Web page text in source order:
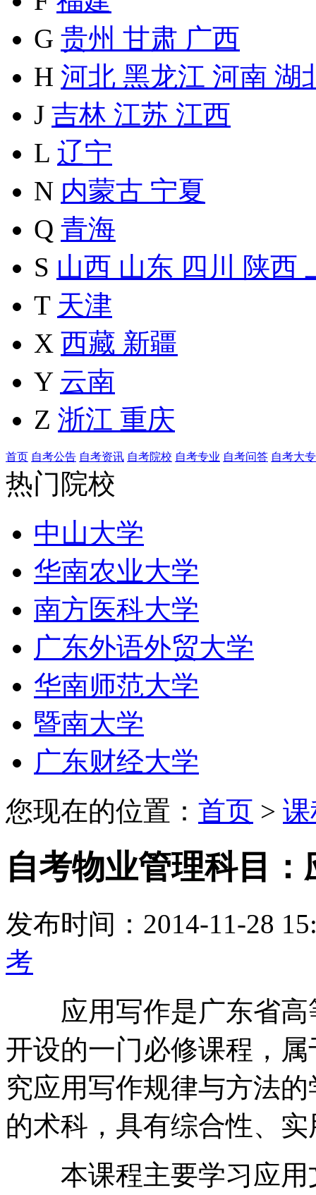
G 贵州 甘肃 广西
H 河北 黑龙江 河南 湖
J 吉林 江苏 江西
L 辽宁
N 内蒙古 宁夏
Q 青海
S 山西 山东 四川 陕西
T 天津
X 西藏 新疆
Y 云南
Z 浙江 重庆
首页 自考公告 自考资讯 自考院校 自考专业 自考问答 自考大专
热门院校
中山大学
华南农业大学
南方医科大学
广东外语外贸大学
华南师范大学
暨南大学
广东财经大学
您现在的位置： 首页 >
自考物业管理科目
发布时间：2014-11-28
考
应用写作是广东省高
开设的一门必修课程，
究应用写作规律与方法
的术科，具有综合性、
本课程主要学习应用